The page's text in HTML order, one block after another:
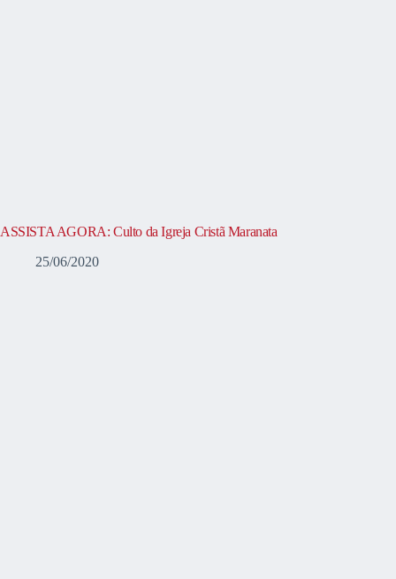
ASSISTA AGORA: Culto da Igreja Cristã Maranata
25/06/2020